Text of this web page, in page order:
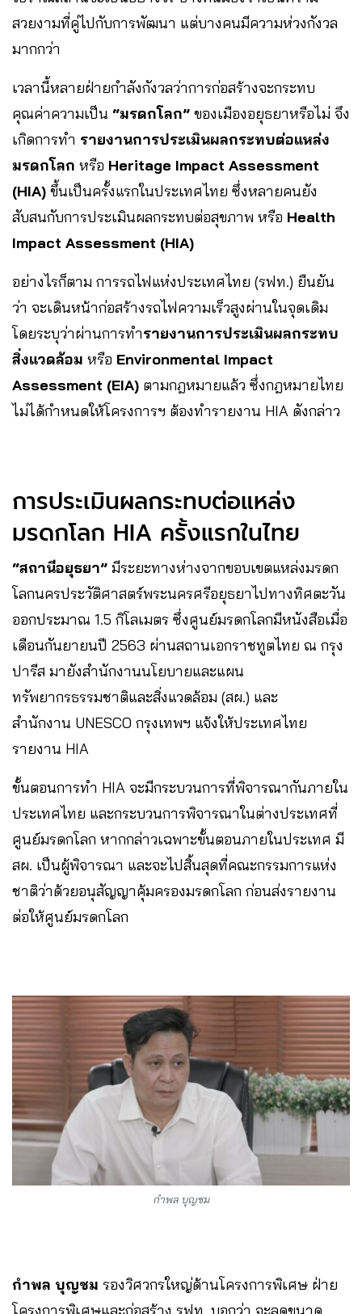
สวยงามที่คู่ไปกับการพัฒนา แต่บางคนมีความห่วงกังวล
มากกว่า
เวลานี้หลายฝ่ายกำลังกังวลว่าการก่อสร้างจะกระทบ
คุณค่าความเป็น “มรดกโลก” ของเมืองอยุธยาหรือไม่ จึง
เกิดการทำ รายงานการประเมินผลกระทบต่อแหล่ง
มรดกโลก หรือ Heritage Impact Assessment
(HIA) ​ ขึ้นเป็นครั้งแรกในประเทศไทย ซึ่งหลายคนยัง
สับสนกับการประเมินผลกระทบต่อสุขภาพ หรือ Health
Impact Assessment (HIA)​
อย่างไรก็ตาม การรถไฟแห่งประเทศไทย (รฟท.) ยืนยัน
ว่า จะเดินหน้าก่อสร้างรถไฟความเร็วสูงผ่านในจุดเดิม
โดยระบุว่าผ่านการทำรายงานการประเมินผลกระทบ
สิ่งแวดล้อม หรือ Environmental Impact
Assessment (EIA) ตามกฎหมายแล้ว ซึ่งกฎหมายไทย
ไม่ได้กำหนดให้โครงการฯ ต้องทำรายงาน HIA ดังกล่าว
การประเมินผลกระทบต่อแหล่ง
มรดกโลก HIA ครั้งแรกในไทย
“สถานีอยุธยา” มีระยะทางห่างจากขอบเขตแหล่งมรดก
โลกนครประวัติศาสตร์พระนครศรีอยุธยาไปทางทิศตะวัน
ออกประมาณ 1.5 กิโลเมตร ซึ่งศูนย์มรดกโลกมีหนังสือเมื่อ
เดือนกันยายนปี 2563 ผ่านสถานเอกราชทูตไทย ณ กรุง
ปารีส มายังสำนักงานนโยบายและแผน
ทรัพยากรธรรมชาติและสิ่งแวดล้อม (สผ.) และ
สำนักงาน UNESCO กรุงเทพฯ แจ้งให้ประเทศไทย
รายงาน HIA​
ขั้นตอนการทำ HIA จะมีกระบวนการที่พิจารณากันภายใน
ประเทศไทย และกระบวนการพิจารณาในต่างประเทศที่
ศูนย์มรดกโลก หากกล่าวเฉพาะขั้นตอนภายในประเทศ มี
สผ. เป็นผู้พิจารณา และจะไปสิ้นสุดที่คณะกรรมการแห่ง
ชาติว่าด้วยอนุสัญญาคุ้มครองมรดกโลก ก่อนส่งรายงาน
ต่อให้ศูนย์มรดกโลก
กำพล บุญชม
กำพล บุญชม รองวิศวกรใหญ่ด้านโครงการพิเศษ ฝ่าย